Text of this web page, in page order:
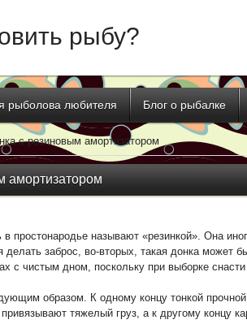
рыбу?
рыболова любителя Блог о рыбалке
с резиновым амортизатором
амортизатором
простонародье называют «резинкой». Она
делать заброс, во-вторых, такая донка может
с чистым дном, поскольку при выборке
образом. К одному концу тонкой
тяжелый груз, а к другому концу